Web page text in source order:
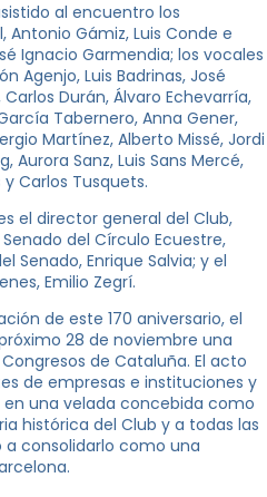
al encuentro los
Gámiz, Luis Conde e
Ignacio Garmendia; los vocales
Agenjo, Luis Badrinas, José
Durán, Álvaro Echevarría,
Tabernero, Anna Gener,
Martínez, Alberto Missé, Jordi
Aurora Sanz, Luis Sans Mercé,
Carlos Tusquets.
el director general del Club,
del Círculo Ecuestre,
Senado, Enrique Salvia; y el
Emilio Zegrí.
de este 170 aniversario, el
28 de noviembre una
de Cataluña. El acto
de empresas e instituciones y
una velada concebida como
histórica del Club y a todas las
consolidarlo como una